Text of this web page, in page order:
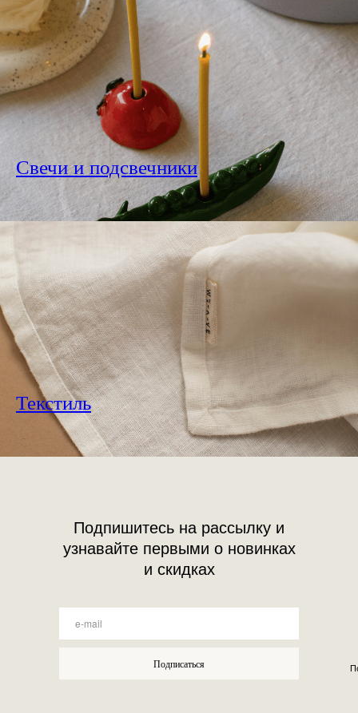
Свечи и подсвечники
Текстиль
Подписаться
Подпишитесь на рассылку и
узнавайте первыми о новинках
и скидках